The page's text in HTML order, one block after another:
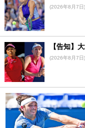
(2026年8月7日)
【告知】
(2026年8月7日)